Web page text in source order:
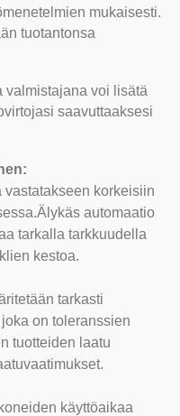
mukaisesti.
tuotantonsa
valmistajana voi lisätä
saavuttaaksesi
korkeisiin
automaatio
tarkalla tarkkuudella
kestoa.
tarkasti
on toleranssien
tuotteiden laatu
käyttöaikaa